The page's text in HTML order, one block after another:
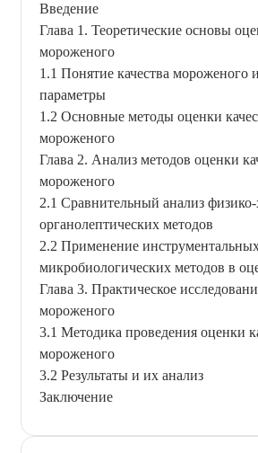
Введение
Глава 1. Теоретические основы
мороженого
1.1 Понятие качества мороженого
параметры
1.2 Основные методы оценки
мороженого
Глава 2. Анализ методов оценки
мороженого
2.1 Сравнительный анализ
органолептических методов
2.2 Применение
микробиологических методов в
Глава 3. Практическое
мороженого
3.1 Методика проведения оценки
мороженого
3.2 Результаты и их анализ
Заключение